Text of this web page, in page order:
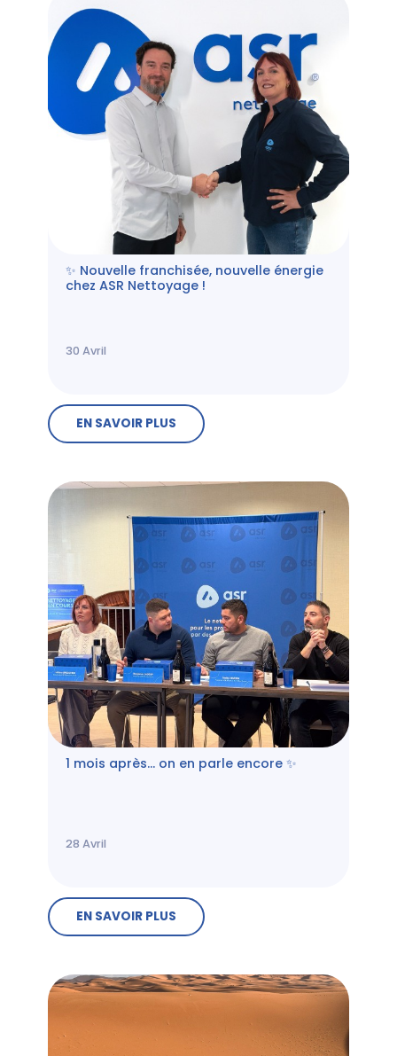
✨ Nouvelle franchisée, nouvelle énergie
chez ASR Nettoyage !
30 Avril
EN SAVOIR PLUS
1 mois après… on en parle encore ✨
28 Avril
EN SAVOIR PLUS